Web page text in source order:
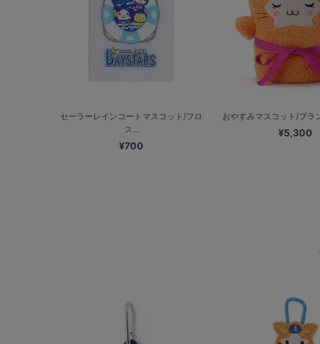
セーラーレインコートマスコット/フロ
ス...
¥700
おやすみマスコット/ブラ
¥5,300